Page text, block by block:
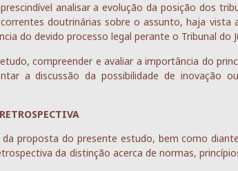
analisar a evolução da posição dos
doutrinárias sobre o assunto, haja vista
do devido processo legal perante o Tribunal do
compreender e avaliar a importância do
a discussão da possibilidade de inovação
proposta do presente estudo, bem como
da distinção acerca de normas,